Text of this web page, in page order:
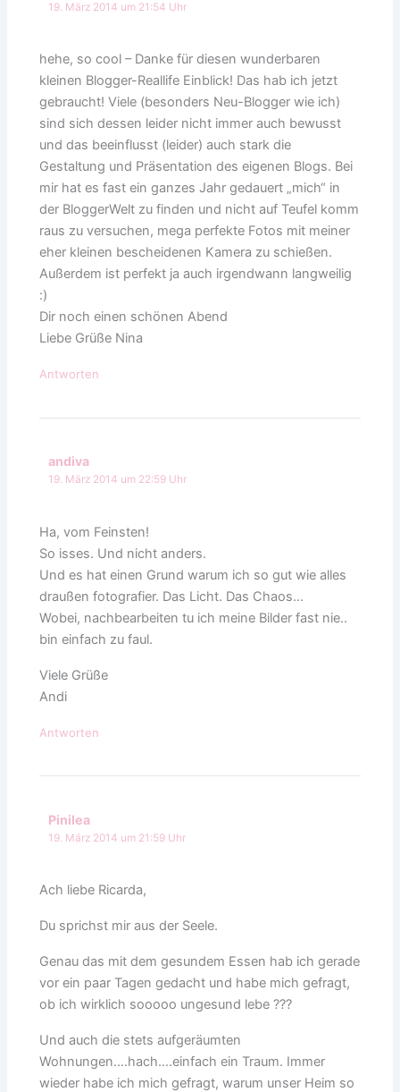
19. März 2014 um 21:54 Uhr
hehe, so cool – Danke für diesen wunderbaren
kleinen Blogger-Reallife Einblick! Das hab ich jetzt
gebraucht! Viele (besonders Neu-Blogger wie ich)
sind sich dessen leider nicht immer auch bewusst
und das beeinflusst (leider) auch stark die
Gestaltung und Präsentation des eigenen Blogs. Bei
mir hat es fast ein ganzes Jahr gedauert „mich“ in
der BloggerWelt zu finden und nicht auf Teufel komm
raus zu versuchen, mega perfekte Fotos mit meiner
eher kleinen bescheidenen Kamera zu schießen.
Außerdem ist perfekt ja auch irgendwann langweilig
:)
Dir noch einen schönen Abend
Liebe Grüße Nina
Antworten
andiva
19. März 2014 um 22:59 Uhr
Ha, vom Feinsten!
So isses. Und nicht anders.
Und es hat einen Grund warum ich so gut wie alles
draußen fotografier. Das Licht. Das Chaos…
Wobei, nachbearbeiten tu ich meine Bilder fast nie..
bin einfach zu faul.
Viele Grüße
Andi
Antworten
Pinilea
19. März 2014 um 21:59 Uhr
Ach liebe Ricarda,
Du sprichst mir aus der Seele.
Genau das mit dem gesundem Essen hab ich gerade
vor ein paar Tagen gedacht und habe mich gefragt,
ob ich wirklich sooooo ungesund lebe ???
Und auch die stets aufgeräumten
Wohnungen….hach….einfach ein Traum. Immer
wieder habe ich mich gefragt, warum unser Heim so